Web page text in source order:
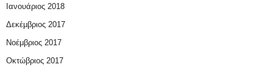
Ιανουάριος 2018
Δεκέμβριος 2017
Νοέμβριος 2017
Οκτώβριος 2017